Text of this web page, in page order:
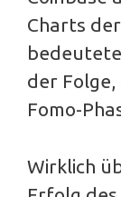
Charts
der Folge,
Fomo-
Wirklich